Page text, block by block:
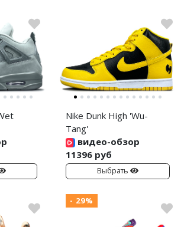
Nike Dunk High 'Wu-
Tang'
видео-обзор
11396 руб
Выбрать
- 29%